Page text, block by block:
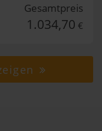
Gesamtpreis
1.034,70 €